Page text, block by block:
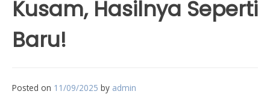
Kusam, Hasilnya Seperti
Baru!
Posted on 11/09/2025 by admin